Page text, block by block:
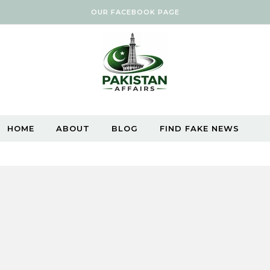
OUR FACEBOOK PAGE
HOME ABOUT BLOG FIND FAKE NEWS